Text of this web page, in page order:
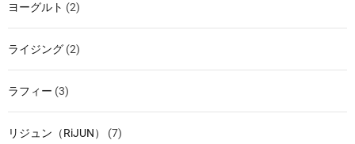
ヨーグルト (2)
ライジング (2)
ラフィー (3)
リジュン（RiJUN） (7)